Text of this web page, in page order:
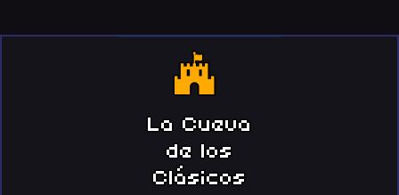
La Cueva
de los
Clásicos